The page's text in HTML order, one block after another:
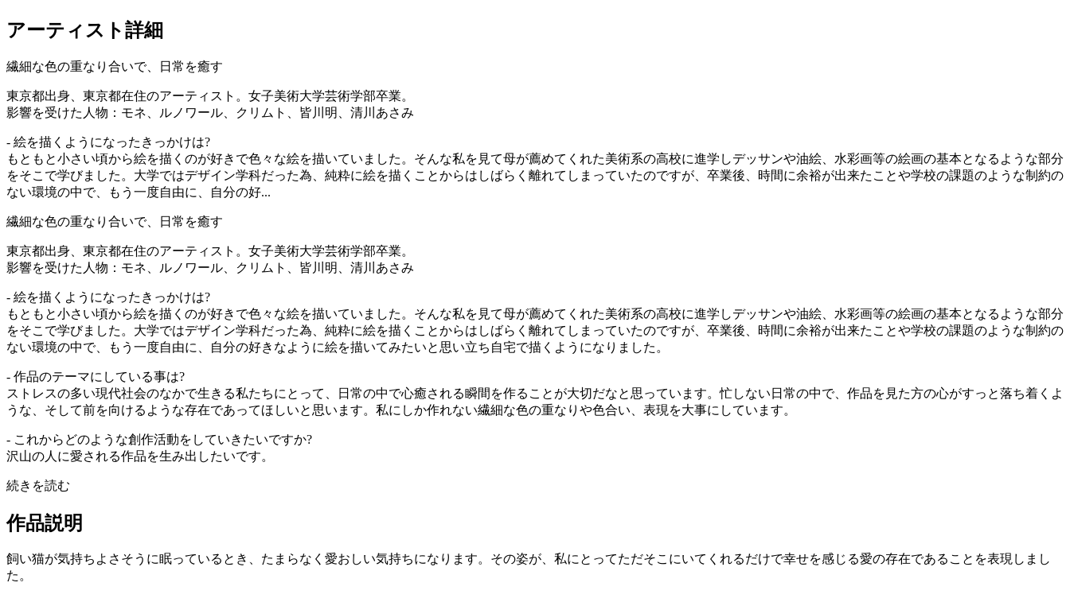
アーティスト詳細
繊細な色の重なり合いで、日常を癒す
東京都出身、東京都在住のアーティスト。女子美術大学芸術学部卒業。
影響を受けた人物：モネ、ルノワール、クリムト、皆川明、清川あさみ
- 絵を描くようになったきっかけは?
もともと小さい頃から絵を描くのが好きで色々な絵を描いていました。そんな私を見て母が薦めてくれた美術系の高校に進学しデッサンや油絵、水彩画等の絵画の基本となるような部分
をそこで学びました。大学ではデザイン学科だった為、純粋に絵を描くことからはしばらく離れてしまっていたのですが、卒業後、時間に余裕が出来たことや学校の課題のような制約の
ない環境の中で、もう一度自由に、自分の好...
繊細な色の重なり合いで、日常を癒す
東京都出身、東京都在住のアーティスト。女子美術大学芸術学部卒業。
影響を受けた人物：モネ、ルノワール、クリムト、皆川明、清川あさみ
- 絵を描くようになったきっかけは?
もともと小さい頃から絵を描くのが好きで色々な絵を描いていました。そんな私を見て母が薦めてくれた美術系の高校に進学しデッサンや油絵、水彩画等の絵画の基本となるような部分
をそこで学びました。大学ではデザイン学科だった為、純粋に絵を描くことからはしばらく離れてしまっていたのですが、卒業後、時間に余裕が出来たことや学校の課題のような制約の
ない環境の中で、もう一度自由に、自分の好きなように絵を描いてみたいと思い立ち自宅で描くようになりました。
- 作品のテーマにしている事は?
ストレスの多い現代社会のなかで生きる私たちにとって、日常の中で心癒される瞬間を作ることが大切だなと思っています。忙しない日常の中で、作品を見た方の心がすっと落ち着くよ
うな、そして前を向けるような存在であってほしいと思います。私にしか作れない繊細な色の重なりや色合い、表現を大事にしています。
- これからどのような創作活動をしていきたいですか?
沢山の人に愛される作品を生み出したいです。
続きを読む
作品説明
飼い猫が気持ちよさそうに眠っているとき、たまらなく愛おしい気持ちになります。その姿が、私にとってただそこにいてくれるだけで幸せを感じる愛の存在であることを表現しまし
た。